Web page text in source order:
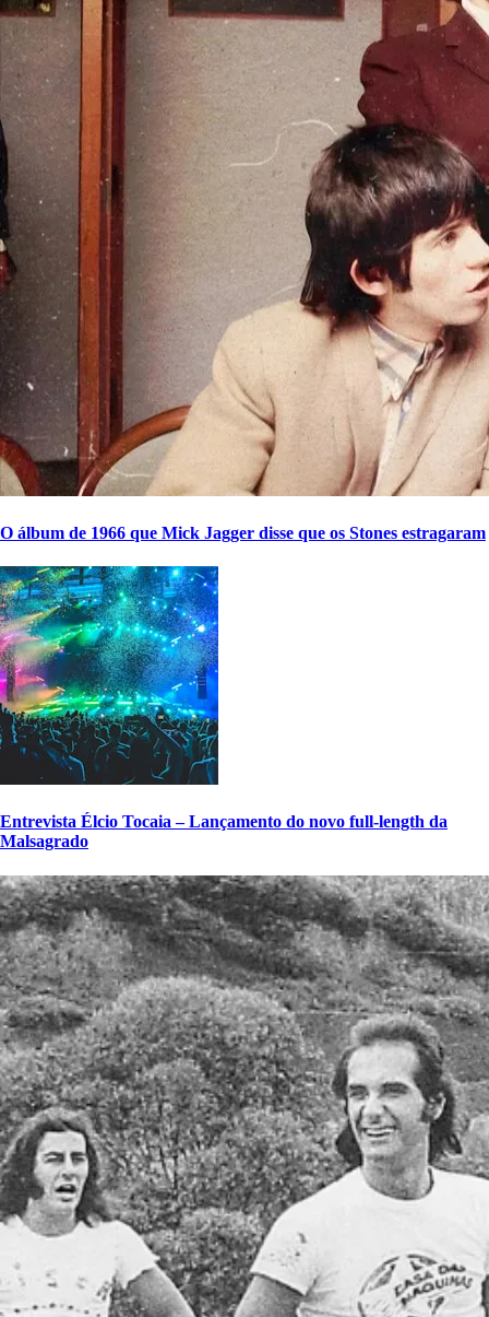
O álbum de 1966 que Mick Jagger disse que os Stones estragaram
Entrevista Élcio Tocaia – Lançamento do novo full-length da
Malsagrado